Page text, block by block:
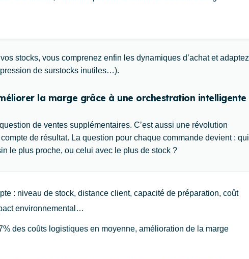
stocks, vous comprenez enfin les dynamiques d’achat et adaptez
de surstocks inutiles…).
la marge grâce à une orchestration intelligente
de ventes supplémentaires. C’est aussi une révolution
de résultat. La question pour chaque commande devient : qui
le plus proche, ou celui avec le plus de stock ?
: niveau de stock, distance client, capacité de préparation, coût
environnemental…
des coûts logistiques en moyenne, amélioration de la marge